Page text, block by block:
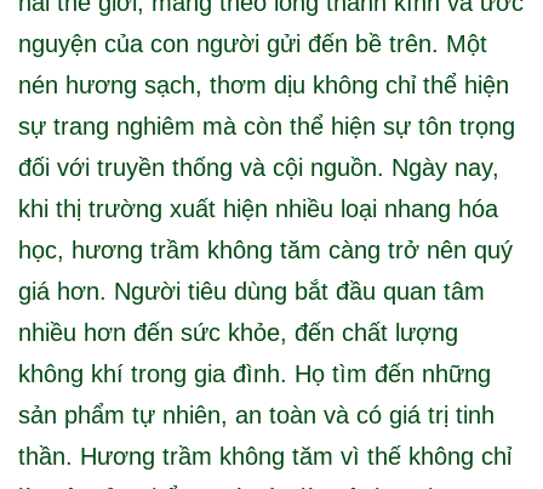
nguyện của con người gửi đến bề trên. Một
nén hương sạch, thơm dịu không chỉ thể hiện
sự trang nghiêm mà còn thể hiện sự tôn trọng
đối với truyền thống và cội nguồn. Ngày nay,
khi thị trường xuất hiện nhiều loại nhang hóa
học, hương trầm không tăm càng trở nên quý
giá hơn. Người tiêu dùng bắt đầu quan tâm
nhiều hơn đến sức khỏe, đến chất lượng
không khí trong gia đình. Họ tìm đến những
sản phẩm tự nhiên, an toàn và có giá trị tinh
thần. Hương trầm không tăm vì thế không chỉ